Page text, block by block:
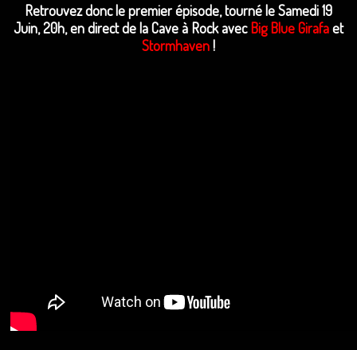
Retrouvez donc le premier épisode, tourné le Samedi 19
Juin, 20h, en direct de la Cave à Rock avecBig Blue Girafaet
Stormhaven!